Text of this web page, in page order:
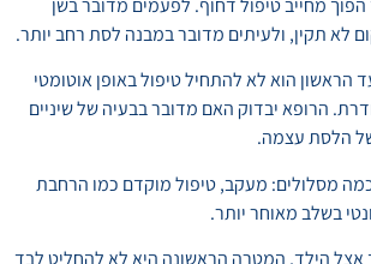
מחייב טיפול דחוף. לפעמים מדובר בשן
לא תקין, ולעיתים מדובר במבנה לסת רחב יותר.
הראשון הוא לא להתחיל טיפול באופן אוטומטי
הרופא יבדוק האם מדובר בבעיה של שיניים
הלסת עצמה.
מסלולים: מעקב, טיפול מוקדם כמו הרחבת
בשלב מאוחר יותר.
אצל הילד, המטרה הראשונה היא לא להחליט לבד